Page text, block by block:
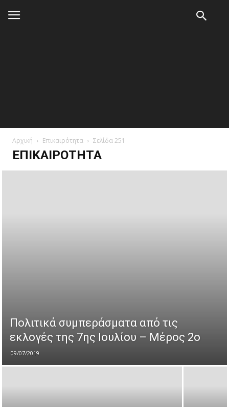
Αρχική Επικαιρότητα Σελίδα 251
ΕΠΙΚΑΙΡΌΤΗΤΑ
Πολιτικά συμπεράσματα από τις
εκλογές της 7ης Ιουλίου – Μέρος 2ο
09/07/2019